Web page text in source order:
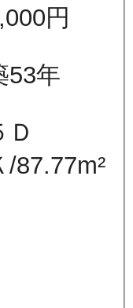
円
53年
Ｄ
/87.77m²